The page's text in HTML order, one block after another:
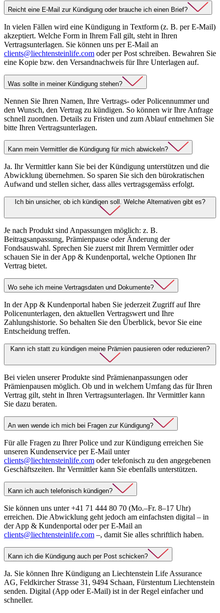
Reicht eine E-Mail zur Kündigung oder brauche ich einen Brief?
In vielen Fällen wird eine Kündigung in Textform (z. B. per E-Mail)
akzeptiert. Welche Form in Ihrem Fall gilt, steht in Ihren
Vertragsunterlagen. Sie können uns per E-Mail an
clients@liechtensteinlife.com oder per Post schreiben. Bewahren Sie
eine Kopie bzw. den Versandnachweis für Ihre Unterlagen auf.
Was sollte in meiner Kündigung stehen?
Nennen Sie Ihren Namen, Ihre Vertrags- oder Policennummer und
den Wunsch, den Vertrag zu kündigen. So können wir Ihre Anfrage
schnell zuordnen. Details zu Fristen und zum Ablauf entnehmen Sie
bitte Ihren Vertragsunterlagen.
Kann mein Vermittler die Kündigung für mich abwickeln?
Ja. Ihr Vermittler kann Sie bei der Kündigung unterstützen und die
Abwicklung übernehmen. So sparen Sie sich den bürokratischen
Aufwand und stellen sicher, dass alles vertragsgemäss erfolgt.
Ich bin unsicher, ob ich kündigen soll. Welche Alternativen gibt es?
Je nach Produkt sind Anpassungen möglich: z. B.
Beitragsanpassung, Prämienpause oder Änderung der
Fondsauswahl. Sprechen Sie zuerst mit Ihrem Vermittler oder
schauen Sie in der App & Kundenportal, welche Optionen Ihr
Vertrag bietet.
Wo sehe ich meine Vertragsdaten und Dokumente?
In der App & Kundenportal haben Sie jederzeit Zugriff auf Ihre
Policenunterlagen, den aktuellen Vertragswert und Ihre
Zahlungshistorie. So behalten Sie den Überblick, bevor Sie eine
Entscheidung treffen.
Kann ich statt zu kündigen meine Prämien pausieren oder reduzieren?
Bei vielen unserer Produkte sind Prämienanpassungen oder
Prämienpausen möglich. Ob und in welchem Umfang das für Ihren
Vertrag gilt, steht in Ihren Vertragsunterlagen. Ihr Vermittler kann
Sie dazu beraten.
An wen wende ich mich bei Fragen zur Kündigung?
Für alle Fragen zu Ihrer Police und zur Kündigung erreichen Sie
unseren Kundenservice per E-Mail unter
clients@liechtensteinlife.com oder telefonisch zu den angegebenen
Geschäftszeiten. Ihr Vermittler kann Sie ebenfalls unterstützen.
Kann ich auch telefonisch kündigen?
Sie können uns unter +41 71 444 80 70 (Mo.–Fr. 8–17 Uhr)
erreichen. Die Abwicklung geht jedoch am einfachsten digital – in
der App & Kundenportal oder per E-Mail an
clients@liechtensteinlife.com –, damit Sie alles schriftlich haben.
Kann ich die Kündigung auch per Post schicken?
Ja. Sie können Ihre Kündigung an Liechtenstein Life Assurance
AG, Feldkircher Strasse 31, 9494 Schaan, Fürstentum Liechtenstein
senden. Digital (App oder E-Mail) ist in der Regel einfacher und
schneller.